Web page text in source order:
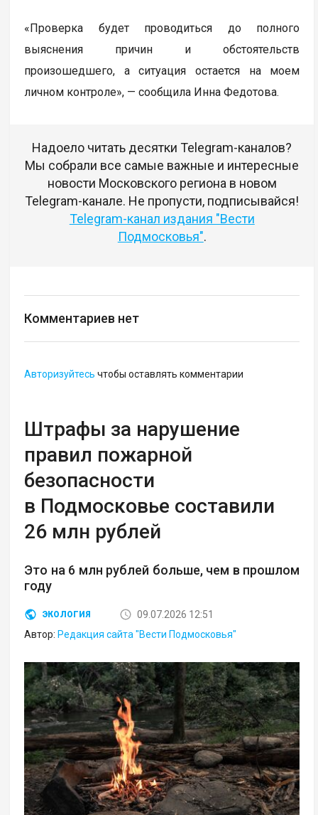
«Проверка будет проводиться до полного
выяснения причин и обстоятельств
произошедшего, а ситуация остается на моем
личном контроле», — сообщила Инна Федотова.
Надоело читать десятки Telegram-каналов?
Мы собрали все самые важные и интересные
новости Московского региона в новом
Telegram-канале. Не пропусти, подписывайся!
Telegram-канал издания "Вести
Подмосковья".
Комментариев нет
Авторизуйтесь чтобы оставлять комментарии
Штрафы за нарушение
правил пожарной
безопасности
в Подмосковье составили
26 млн рублей
Это на 6 млн рублей больше, чем в прошлом
году
ЭКОЛОГИЯ
09.07.2026 12:51
Автор: Редакция сайта "Вести Подмосковья"